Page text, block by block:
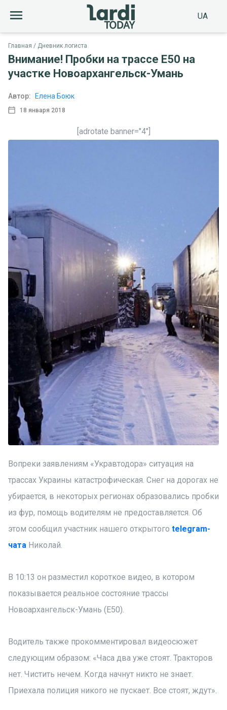
UA
Главная Дневник логиста
Внимание! Пробки на трассе Е50 на
участке Новоархангельск-Умань
18 января 2018
Автор: Елена Боюк
[adrotate banner="4"]
Вопреки заявлениям «Укравтодора» ситуация на
трассах Украины катастрофическая. Снег на дорогах не
убирается, в некоторых регионах образовались пробки
из фур, помощь водителям не предоставляется. Об
этом сообщил участник нашего открытого telegram-
чата Николай.
В 10:13 он разместил короткое видео, в котором
показывается реальное состояние трассы
Новоархангельск-Умань (Е50).
Водитель также прокомментировал видеосюжет
следующим образом: «Часа два уже стоят. Тракторов
нет. Чистить нечем. Когда начнут никто не знает.
Приехала полиция никого не пускает. Все стоят, ждут».